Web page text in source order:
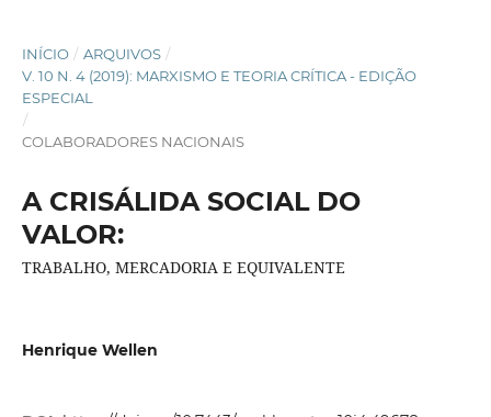
INÍCIO / ARQUIVOS /
V. 10 N. 4 (2019): MARXISMO E TEORIA CRÍTICA - EDIÇÃO
ESPECIAL
/
COLABORADORES NACIONAIS
A CRISÁLIDA SOCIAL DO
VALOR:
TRABALHO, MERCADORIA E EQUIVALENTE
Henrique Wellen